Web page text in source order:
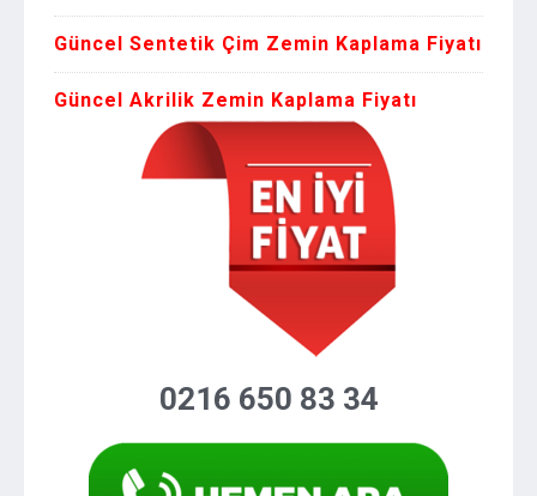
Güncel Sentetik Çim Zemin Kaplama Fiyatı
Güncel Akrilik Zemin Kaplama Fiyatı
0216 650 83 34